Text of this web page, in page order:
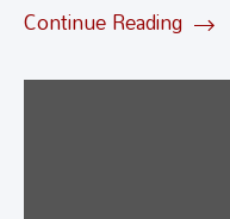
Continue Reading